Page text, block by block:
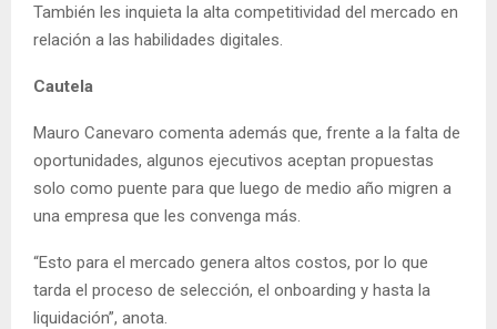
También les inquieta la alta competitividad del mercado en
relación a las habilidades digitales.
Cautela
Mauro Canevaro comenta además que, frente a la falta de
oportunidades, algunos ejecutivos aceptan propuestas
solo como puente para que luego de medio año migren a
una empresa que les convenga más.
“Esto para el mercado genera altos costos, por lo que
tarda el proceso de selección, el onboarding y hasta la
liquidación”, anota.